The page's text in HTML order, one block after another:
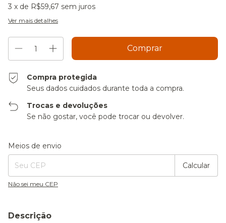
3 x de R$59,67 sem juros
Ver mais detalhes
Compra protegida
Seus dados cuidados durante toda a compra.
Trocas e devoluções
Se não gostar, você pode trocar ou devolver.
Entregas para o CEP:
Meios de envio
Calcular
Não sei meu CEP
Descrição